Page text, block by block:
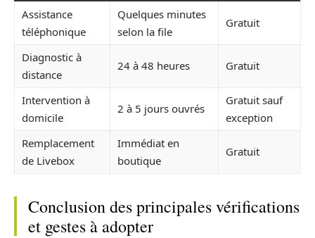
Assistance
téléphonique
Quelques minutes
selon la file
Gratuit
Diagnostic à
distance
24 à 48 heures Gratuit
Intervention à
domicile
2 à 5 jours ouvrés
Gratuit sauf
exception
Remplacement
de Livebox
Immédiat en
boutique
Gratuit
Conclusion des principales vérifications
et gestes à adopter